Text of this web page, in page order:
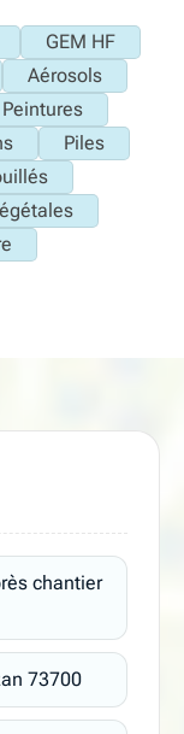
GEM HF
Aérosols
Peintures
Piles
chantier
73700